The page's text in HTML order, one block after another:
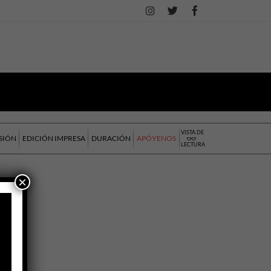
EDICIÓN IMPRESA DURACIÓN APÓYENOS
VISTA DE
LECTURA
×